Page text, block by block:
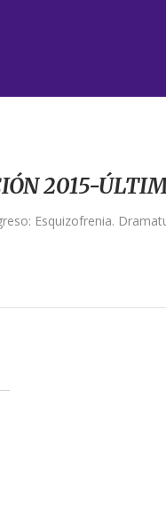
2015-
Esquizofrenia.